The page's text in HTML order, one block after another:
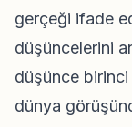
gerçeği ifade
düşüncelerini
düşünce
dünya